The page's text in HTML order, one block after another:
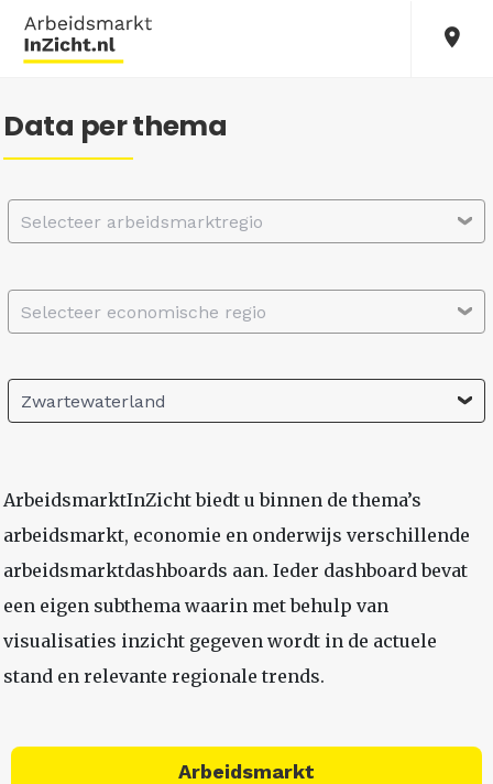
Data per thema
Selecteer arbeidsmarktregio
Selecteer economische regio
Zwartewaterland
ArbeidsmarktInZicht biedt u binnen de thema’s
arbeidsmarkt, economie en onderwijs verschillende
arbeidsmarktdashboards aan. Ieder dashboard bevat
een eigen subthema waarin met behulp van
visualisaties inzicht gegeven wordt in de actuele
stand en relevante regionale trends.
Arbeidsmarkt